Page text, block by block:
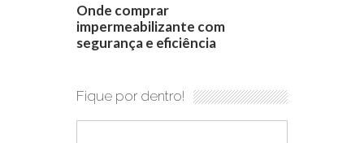
Onde comprar
impermeabilizante com
segurança e eficiência
Fique por dentro!